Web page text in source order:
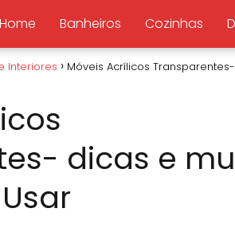
Home Banheiros Cozinhas
Interiores
Móveis Acrílicos
dicas e